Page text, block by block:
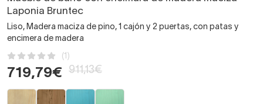
Laponia Bruntec
Liso, Madera maciza de pino, 1 cajón y 2 puertas, con patas y
encimera de madera
(1)
719,79€ 911,13€